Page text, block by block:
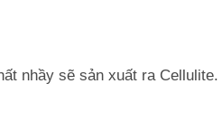
nhầy sẽ sản xuất ra